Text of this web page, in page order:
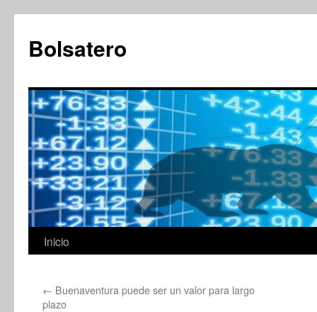
contenido
Bolsatero
Inicio
← Buenaventura puede ser un valor para largo
plazo